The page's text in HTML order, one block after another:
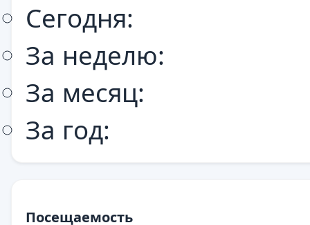
Сегодня:
За неделю:
За месяц:
За год:
Посещаемость